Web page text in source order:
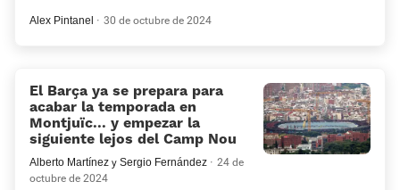
Alex Pintanel 30 de octubre de 2024
El Barça ya se prepara para
acabar la temporada en
Montjuïc... y empezar la
siguiente lejos del Camp Nou
Alberto Martínez y Sergio Fernández
24 de
octubre de 2024